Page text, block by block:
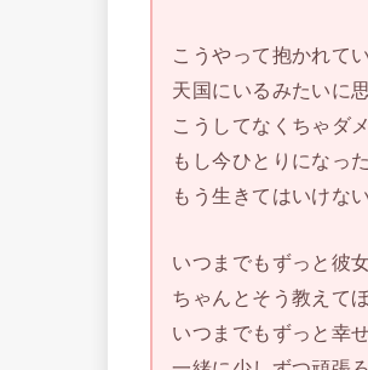
こうやって抱かれて
天国にいるみたいに
こうしてなくちゃダ
もし今ひとりになっ
もう生きてはいけな
いつまでもずっと彼
ちゃんとそう教えて
いつまでもずっと幸